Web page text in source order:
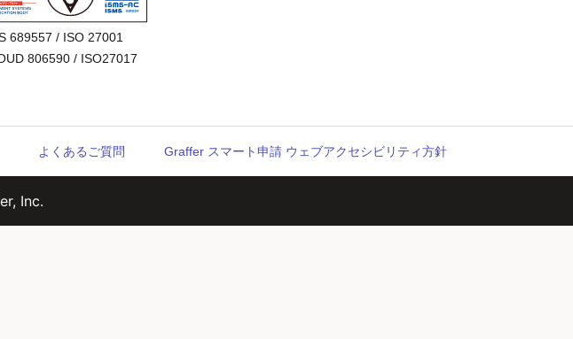
689557 / ISO 27001
806590 / ISO27017
よくあるご質問 Graffer スマート申請 ウェブアクセシビリティ方針
Inc.